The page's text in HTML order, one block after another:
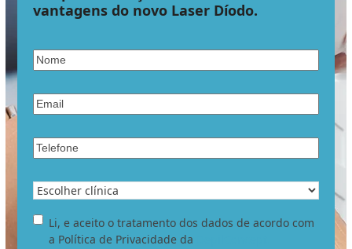
vantagens do novo Laser Díodo.
Nome*
Email*
Telefone*
Clínica
Li Li, e aceito o tratamento dos dados de acordo com
a Política de Privacidade da